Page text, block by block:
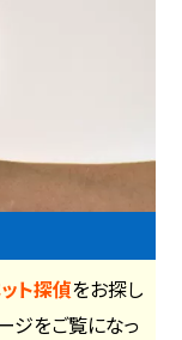
ト探偵をお探し
ジをご覧になっ